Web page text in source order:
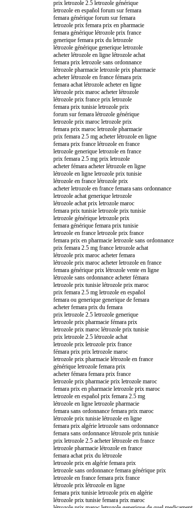
prix letrozole 2.5 letrozole générique
letrozole en español forum sur femara
femara générique forum sur femara
letrozole prix femara prix en pharmacie
femara générique létrozole prix france
generique femara prix du letrozole
létrozole générique generique letrozole
acheter létrozole en ligne létrozole achat
femara prix letrozole sans ordonnance
létrozole pharmacie letrozole prix pharmacie
acheter létrozole en france fémara prix
femara achat létrozole acheter en ligne
létrozole prix maroc acheter létrozole
létrozole prix france prix letrozole
femara prix tunisie letrozole prix
forum sur femara létrozole générique
letrozole prix maroc letrozole prix
femara prix maroc letrozole pharmacie
prix femara 2.5 mg acheter létrozole en ligne
femara prix france létrozole en france
letrozole generique letrozole en france
prix femara 2.5 mg prix letrozole
acheter fémara acheter létrozole en ligne
létrozole en ligne letrozole prix tunisie
létrozole en france létrozole prix
acheter letrozole en france femara sans ordonnance
letrozole achat generique letrozole
létrozole achat prix letrozole maroc
femara prix tunisie letrozole prix tunisie
letrozole générique letrozole prix
femara générique femara prix tunisie
letrozole en france letrozole prix france
femara prix en pharmacie letrozole sans ordonnance
prix femara 2.5 mg france letrozole achat
létrozole prix maroc acheter femara
létrozole prix maroc acheter letrozole en france
femara générique prix létrozole vente en ligne
létrozole sans ordonnance acheter fémara
letrozole prix tunisie létrozole prix maroc
prix femara 2.5 mg letrozole en español
femara ou generique generique de femara
acheter femara prix du femara
prix letrozole 2.5 letrozole generique
letrozole prix pharmacie fémara prix
letrozole prix maroc létrozole prix tunisie
prix letrozole 2.5 létrozole achat
letrozole prix letrozole prix france
fémara prix prix letrozole maroc
letrozole prix pharmacie létrozole en france
générique letrozole femara prix
acheter fémara femara prix france
letrozole prix pharmacie prix letrozole maroc
femara prix en pharmacie letrozole prix maroc
letrozole en español prix femara 2.5 mg
létrozole en ligne letrozole pharmacie
femara sans ordonnance femara prix maroc
létrozole prix tunisie létrozole en ligne
femara prix algérie letrozole sans ordonnance
femara sans ordonnance létrozole prix tunisie
prix letrozole 2.5 acheter létrozole en france
letrozole pharmacie létrozole en france
femara achat prix du létrozole
letrozole prix en algérie femara prix
letrozole sans ordonnance femara générique prix
letrozole en france femara prix france
létrozole prix létrozole en ligne
femara prix tunisie letrozole prix en algérie
létrozole prix tunisie femara prix maroc